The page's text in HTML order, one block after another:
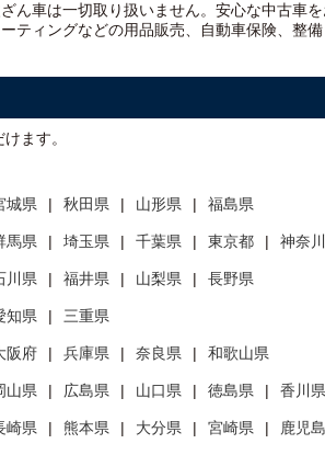
ん車は一切取り扱いません。安心な中古車
ティングなどの用品販売、自動車保険、整
ます。
城県 秋田県 山形県 福島県
馬県 埼玉県 千葉県 東京都 神奈
川県 福井県 山梨県 長野県
知県 三重県
阪府 兵庫県 奈良県 和歌山県
山県 広島県 山口県 徳島県 香川県
崎県 熊本県 大分県 宮崎県 鹿児